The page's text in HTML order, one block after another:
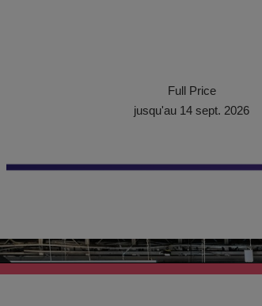
Full Price
jusqu'au 14 sept. 2026